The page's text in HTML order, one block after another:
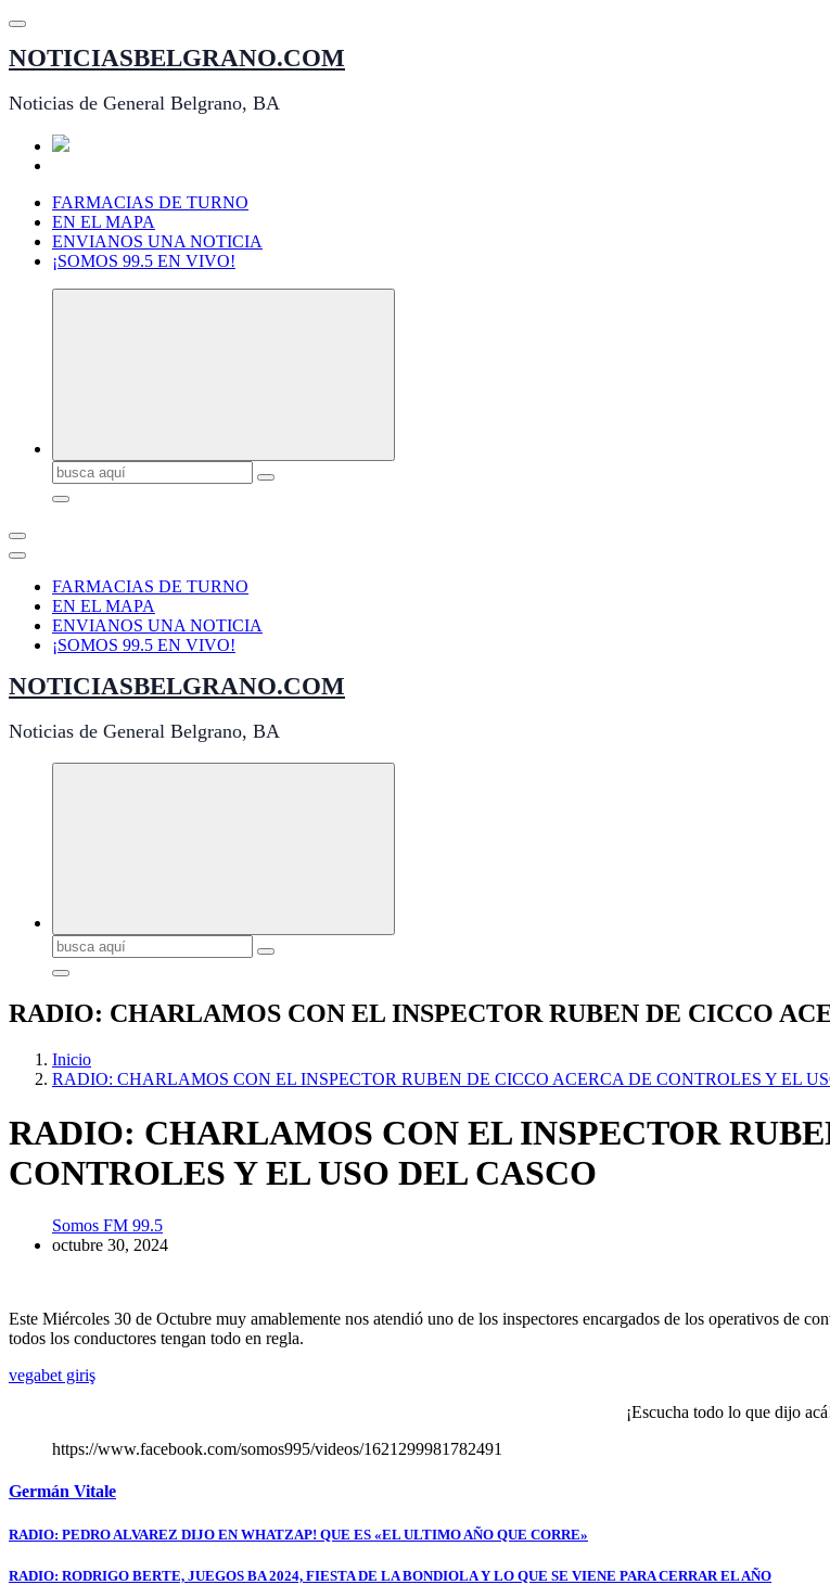
Saltar
contenido
NOTICIASBELGRANO.COM
Noticias de General Belgrano, BA
FARMACIAS DE TURNO
EN EL MAPA
ENVIANOS UNA NOTICIA
¡SOMOS 99.5 EN VIVO!
Buscar:
FARMACIAS DE TURNO
EN EL MAPA
ENVIANOS UNA NOTICIA
¡SOMOS 99.5 EN VIVO!
NOTICIASBELGRANO.COM
Noticias de General Belgrano, BA
Buscar:
RADIO: CHARLAMOS CON EL INSPECTOR RUBEN DE CICCO
Inicio
RADIO: CHARLAMOS CON EL INSPECTOR RUBEN DE CICCO ACERCA DE CONTROLES Y EL
RADIO: CHARLAMOS CON EL INSPECTOR
CONTROLES Y EL USO DEL CASCO
Somos FM 99.5
octubre 30, 2024
Este Miércoles 30 de Octubre muy amablemente nos atendió uno de los inspectores encargados de los operativos de
todos los conductores tengan todo en regla.
vegabet giriş
¡Escucha todo lo que dijo
https://www.facebook.com/somos995/videos/1621299981782491
Germán Vitale
Navegación
de
RADIO: PEDRO ALVAREZ DIJO EN WHATZAP! QUE ES «EL ULTIMO AÑO QUE CORRE»
RADIO: RODRIGO BERTE, JUEGOS BA 2024, FIESTA DE LA BONDIOLA Y LO QUE SE VIENE PARA CERRAR EL AÑO